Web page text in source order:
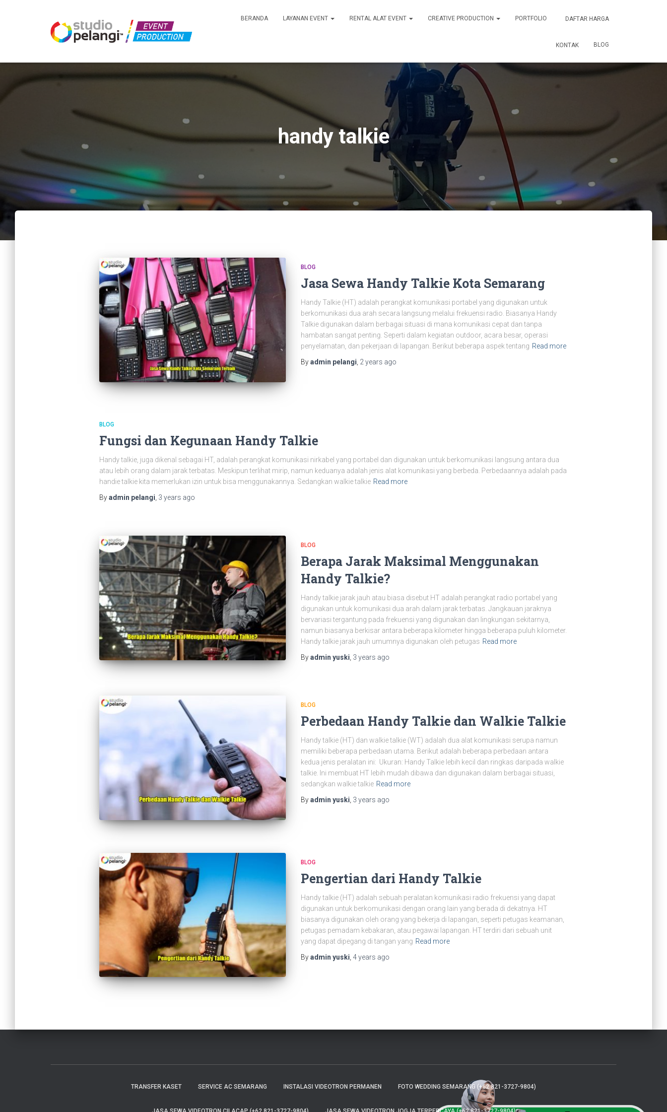
BERANDA LAYANAN EVENT RENTAL ALAT EVENT CREATIVE PRODUCTION PORTFOLIO DAFTAR HARGA
KONTAK BLOG
handy talkie
BLOG
Jasa Sewa Handy Talkie Kota Semarang
Handy Talkie (HT) adalah perangkat komunikasi portabel yang digunakan untuk
berkomunikasi dua arah secara langsung melalui frekuensi radio. Biasanya Handy
Talkie digunakan dalam berbagai situasi di mana komunikasi cepat dan tanpa
hambatan sangat penting. Seperti dalam kegiatan outdoor, acara besar, operasi
penyelamatan, dan pekerjaan di lapangan. Berikut beberapa aspek tentang Read more
Byadmin pelangi 2 years ago
BLOG
Fungsi dan Kegunaan Handy Talkie
Handy talkie, juga dikenal sebagai HT, adalah perangkat komunikasi nirkabel yang portabel dan digunakan untuk berkomunikasi langsung antara dua
atau lebih orang dalam jarak terbatas. Meskipun terlihat mirip, namun keduanya adalah jenis alat komunikasi yang berbeda. Perbedaannya adalah pada
handie talkie kita memerlukan izin untuk bisa menggunakannya. Sedangkan walkie talkie Read more
Byadmin pelangi 3 years ago
BLOG
Berapa Jarak Maksimal Menggunakan
Handy Talkie?
Handy talkie jarak jauh atau biasa disebut HT adalah perangkat radio portabel yang
digunakan untuk komunikasi dua arah dalam jarak terbatas. Jangkauan jaraknya
bervariasi tergantung pada frekuensi yang digunakan dan lingkungan sekitarnya,
namun biasanya berkisar antara beberapa kilometer hingga beberapa puluh kilometer.
Handy talkie jarak jauh umumnya digunakan oleh petugas Read more
Byadmin yuski 3 years ago
BLOG
Perbedaan Handy Talkie dan Walkie Talkie
Handy talkie (HT) dan walkie talkie (WT) adalah dua alat komunikasi serupa namun
memiliki beberapa perbedaan utama. Berikut adalah beberapa perbedaan antara
kedua jenis peralatan ini: Ukuran: Handy Talkie lebih kecil dan ringkas daripada walkie
talkie. Ini membuat HT lebih mudah dibawa dan digunakan dalam berbagai situasi,
sedangkan walkie talkie Read more
Byadmin yuski 3 years ago
BLOG
Pengertian dari Handy Talkie
Handy talkie (HT) adalah sebuah peralatan komunikasi radio frekuensi yang dapat
digunakan untuk berkomunikasi dengan orang lain yang berada di dekatnya. HT
biasanya digunakan oleh orang yang bekerja di lapangan, seperti petugas keamanan,
petugas pemadam kebakaran, atau pegawai lapangan. HT terdiri dari sebuah unit
yang dapat dipegang di tangan yang Read more
Byadmin yuski 4 years ago
TRANSFER KASET SERVICE AC SEMARANG INSTALASI VIDEOTRON PERMANEN FOTO WEDDING SEMARANG (+62 821-3727-9804)